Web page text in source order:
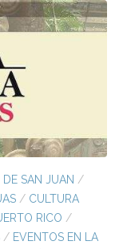
SAN JUAN /
/ CULTURA
RICO /
/ EVENTOS EN LA